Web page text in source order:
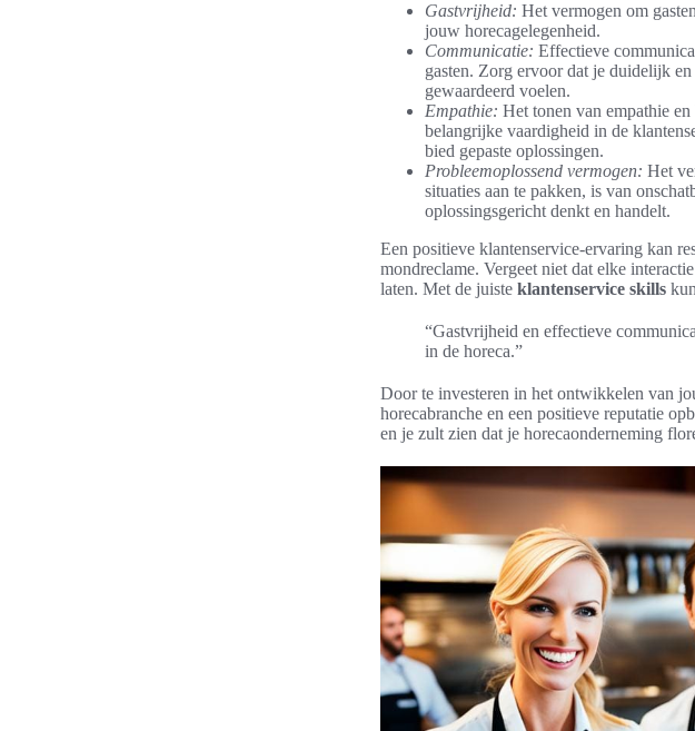
Gastvrijheid: Het vermogen om
jouw horecagelegenheid.
Communicatie: Effectieve
gasten. Zorg ervoor dat je duidelijk
gewaardeerd voelen.
Empathie: Het tonen van empathie
belangrijke vaardigheid in de
bied gepaste oplossingen.
Probleemoplossend vermogen: Het
situaties aan te pakken, is van
oplossingsgericht denkt en handelt.
Een positieve klantenservice-ervaring kan
mondreclame. Vergeet niet dat elke
laten. Met de juiste klantenservice skills
“Gastvrijheid en effectieve
in de horeca.”
Door te investeren in het ontwikkelen van
horecabranche en een positieve reputatie
en je zult zien dat je horecaonderneming